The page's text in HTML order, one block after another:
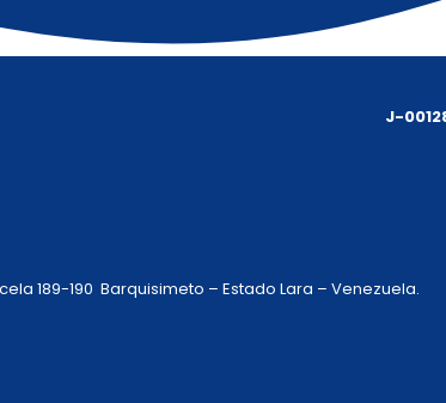
J-
189-190 Barquisimeto – Estado Lara – Venezuela.